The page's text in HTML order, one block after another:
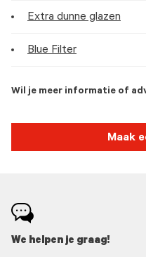
Extra dunne glazen
Blue Filter
Wil je meer informatie of
Maak
We helpen je graag!